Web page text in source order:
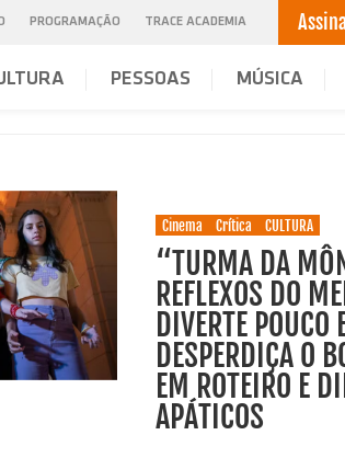
PROGRAMAÇÃO TRACE ACADEMIA
PESSOAS MÚSICA
Cinema Crítica CULTURA
“TURMA DA
REFLEXOS DO
DIVERTE POUCO
DESPERDIÇA O
EM ROTEIRO E
APÁTICOS